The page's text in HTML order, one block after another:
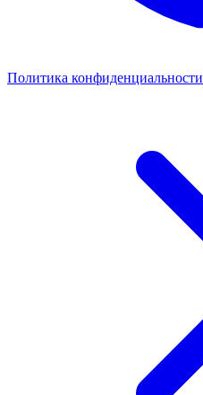
Политика конфиденциальности